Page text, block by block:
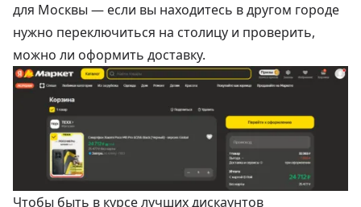
для Москвы — если вы находитесь в другом городе
нужно переключиться на столицу и проверить,
можно ли оформить доставку.
Чтобы быть в курсе лучших дискаунтов